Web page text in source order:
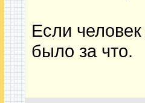
Если
было за что.